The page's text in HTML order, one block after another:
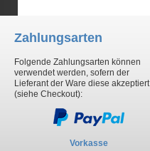
Zahlungsarten
Folgende Zahlungsarten können
verwendet werden, sofern der
Lieferant der Ware diese akzeptiert
(siehe Checkout):
Vorkasse